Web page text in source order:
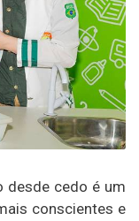
desde cedo é um
conscientes e